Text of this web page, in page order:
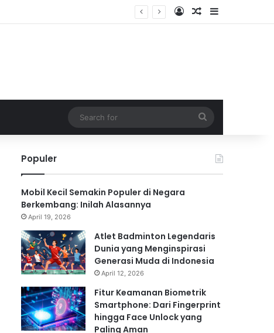
Log InRandom Article
Sidebar
for
Populer
Mobil Kecil Semakin Populer di Negara
Berkembang: Inilah Alasannya
April 19, 2026
Atlet Badminton Legendaris
Dunia yang Menginspirasi
Generasi Muda di Indonesia
April 12, 2026
Fitur Keamanan Biometrik
Smartphone: Dari Fingerprint
hingga Face Unlock yang
Paling Aman